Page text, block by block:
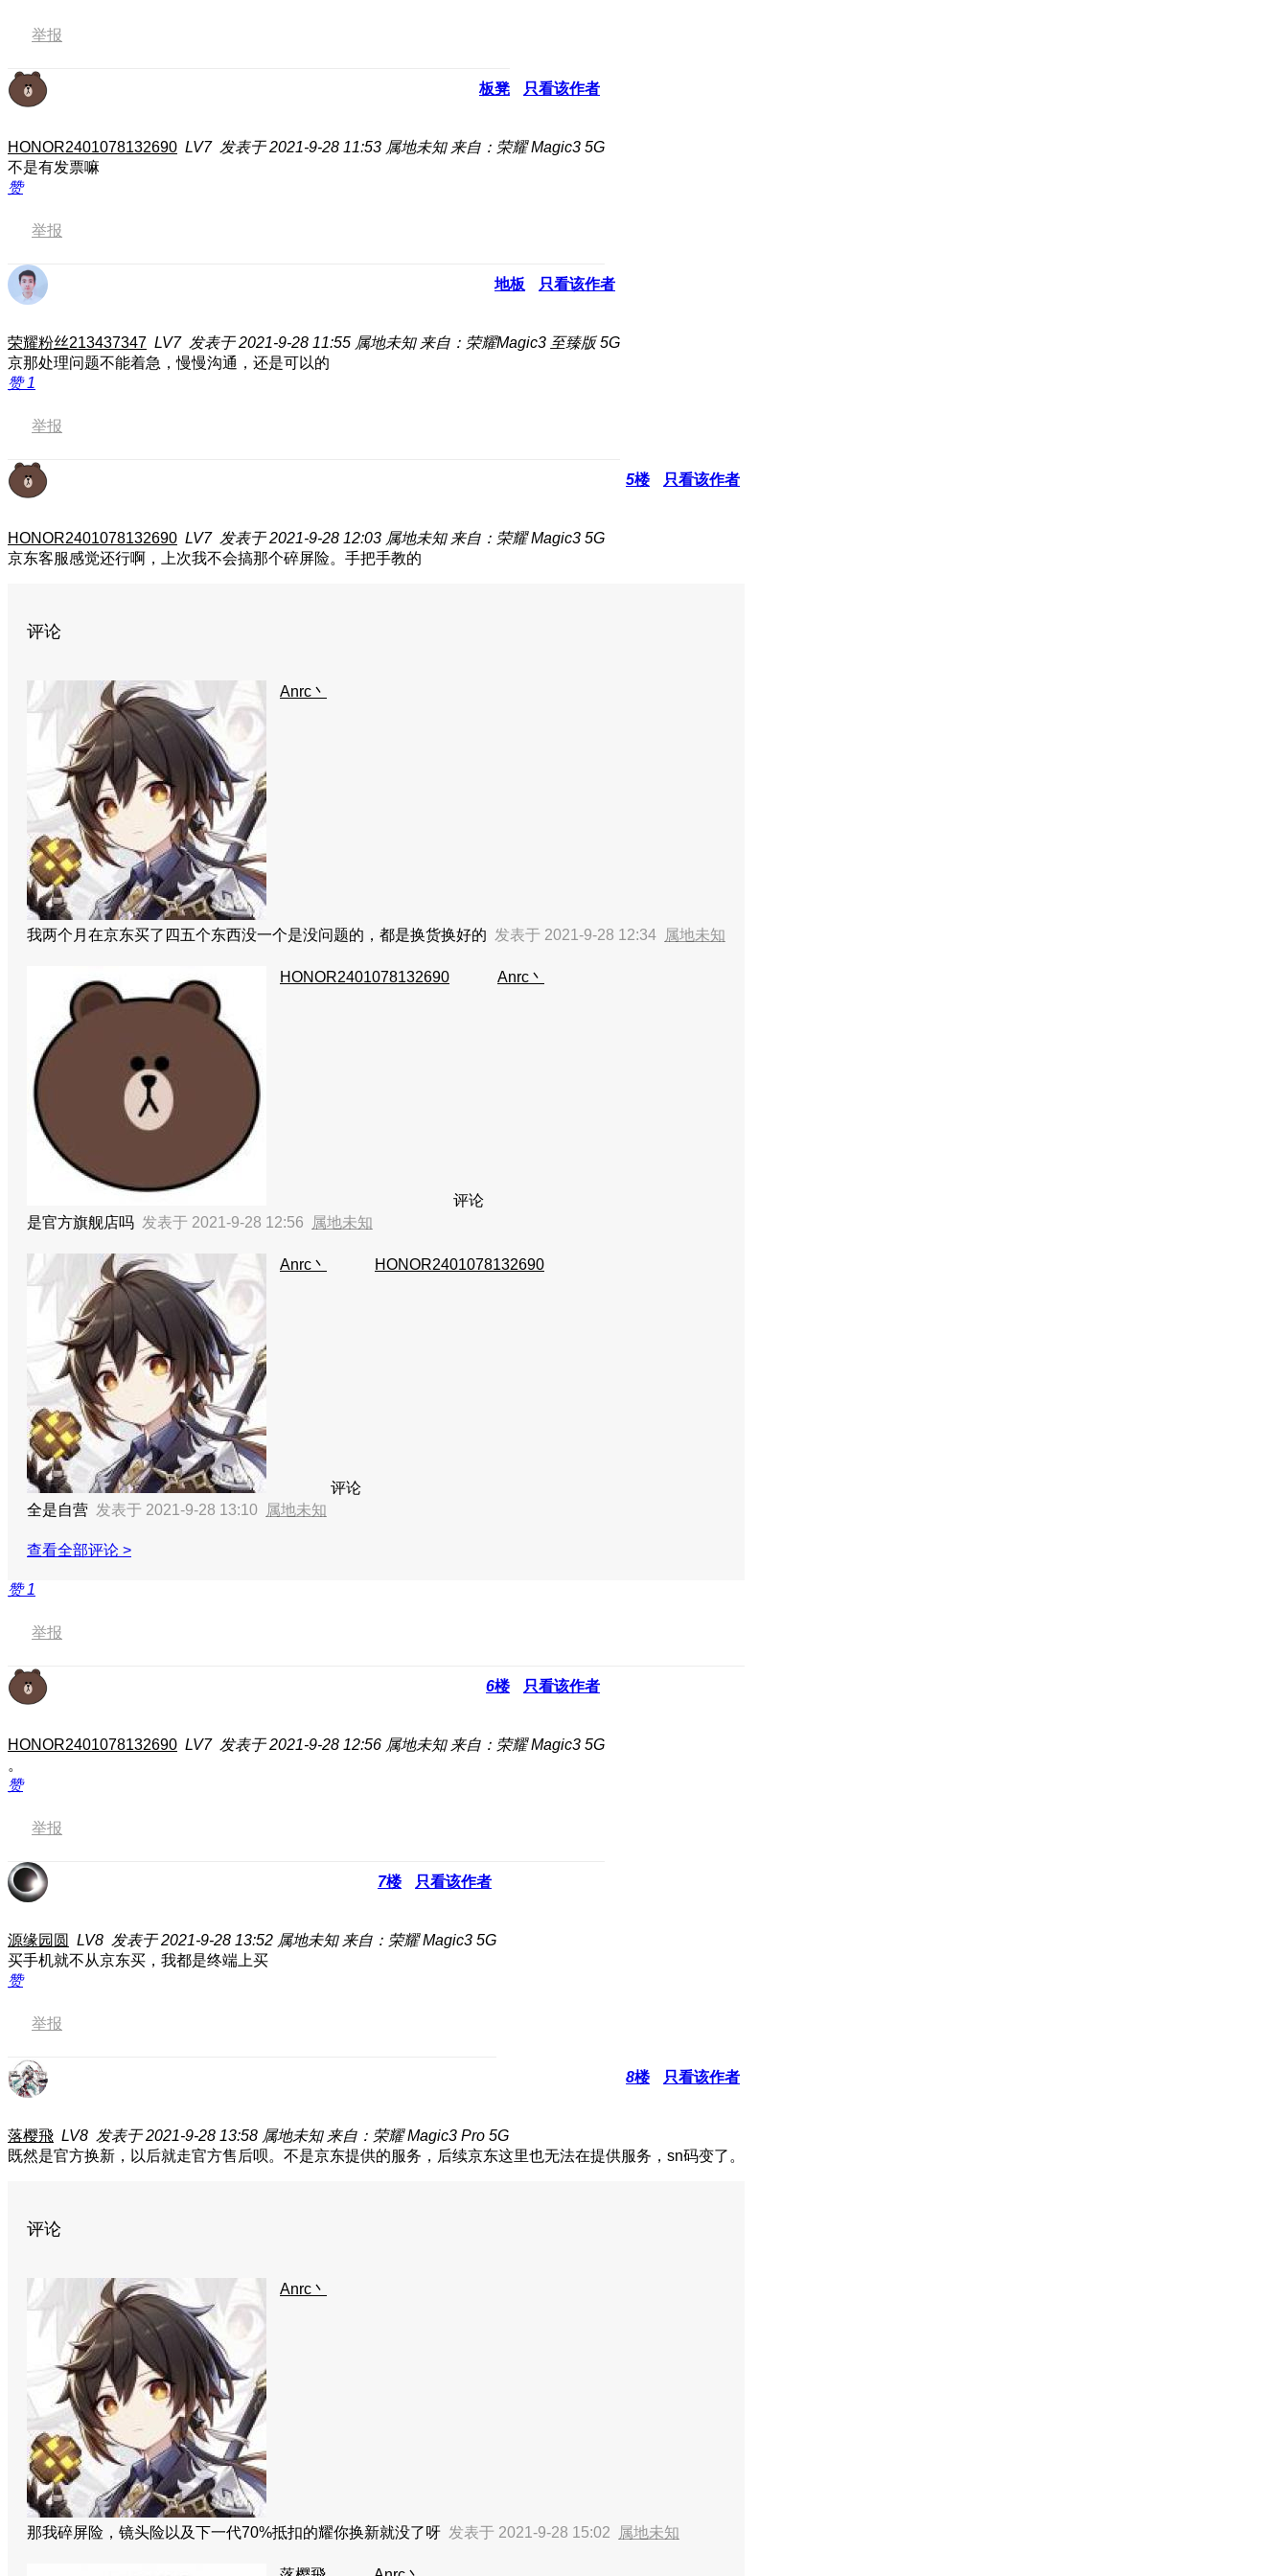
举报
板凳 只看该作者
HONOR2401078132690 LV7 发表于 2021-9-28 11:53 属地未知 来自：荣耀 Magic3 5G
不是有发票嘛
赞
举报
地板 只看该作者
荣耀粉丝213437347 LV7 发表于 2021-9-28 11:55 属地未知 来自：荣耀Magic3 至臻版 5G
京那处理问题不能着急，慢慢沟通，还是可以的
赞1
举报
5楼 只看该作者
HONOR2401078132690 LV7 发表于 2021-9-28 12:03 属地未知 来自：荣耀 Magic3 5G
京东客服感觉还行啊，上次我不会搞那个碎屏险。手把手教的
评论
Anrc丶
我两个月在京东买了四五个东西没一个是没问题的，都是换货换好的 发表于 2021-9-28 12:34 属地未知
HONOR2401078132690
评论
Anrc丶
是官方旗舰店吗 发表于 2021-9-28 12:56 属地未知
Anrc丶
评论
HONOR2401078132690
全是自营 发表于 2021-9-28 13:10 属地未知
查看全部评论 >
赞1
举报
6楼 只看该作者
HONOR2401078132690 LV7 发表于 2021-9-28 12:56 属地未知 来自：荣耀 Magic3 5G
。
赞
举报
7楼 只看该作者
源缘园圆 LV8 发表于 2021-9-28 13:52 属地未知 来自：荣耀 Magic3 5G
买手机就不从京东买，我都是终端上买
赞
举报
8楼 只看该作者
落樱飛 LV8 发表于 2021-9-28 13:58 属地未知 来自：荣耀 Magic3 Pro 5G
既然是官方换新，以后就走官方售后呗。不是京东提供的服务，后续京东这里也无法在提供服务，sn码变了。
评论
Anrc丶
那我碎屏险，镜头险以及下一代70%抵扣的耀你换新就没了呀 发表于 2021-9-28 15:02 属地未知